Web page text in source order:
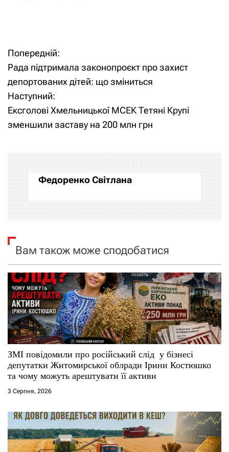
Н
а
в
і
а
ц
і
а
п
и
с
і
в
Попередній:
Рада підтримала законопроєкт про захист
депортованих дітей: що зміниться
Наступний:
Ексголові Хмельницької МСЕК Тетяні Крупі
зменшили заставу на 200 млн грн
Федоренко Світлана
Вам також може сподобатися
ЗМІ повідомили про російський слід у бізнесі
депутатки Житомирської облради Ірини Костюшко
та чому можуть арештувати її активи
3 Серпня, 2026